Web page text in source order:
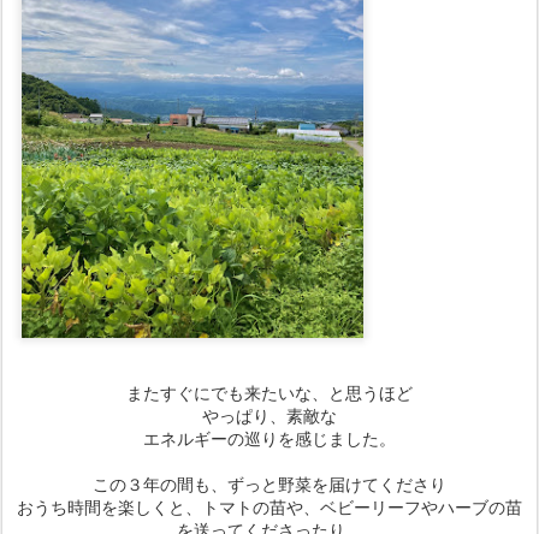
またすぐにでも来たいな、と思うほど
やっぱり、素敵な
エネルギーの巡りを感じました。
この３年の間も、ずっと野菜を届けてくださり
おうち時間を楽しくと、トマトの苗や、ベビーリーフやハーブの苗
を送ってくださったり、